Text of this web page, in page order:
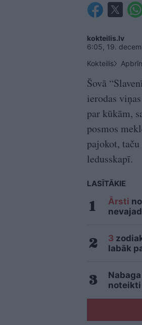
kokteilis.lv
6:05, 19.
Kokteilis
Šovā
ierodas
par kūkām,
posmos
pajokot,
ledusskapī.
LASĪTĀKIE
Ārsti
3
labāk